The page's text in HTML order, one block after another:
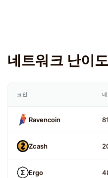
네트워크 난이도
코인
Ravencoin
Zcash
Ergo